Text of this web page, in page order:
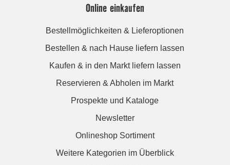
Online einkaufen
Bestellmöglichkeiten & Lieferoptionen
Bestellen & nach Hause liefern lassen
Kaufen & in den Markt liefern lassen
Reservieren & Abholen im Markt
Prospekte und Kataloge
Newsletter
Onlineshop Sortiment
Weitere Kategorien im Überblick